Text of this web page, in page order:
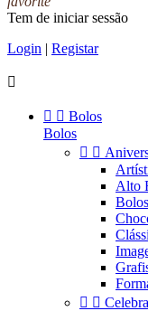
Tem de iniciar sessão
Login | Registar

  Bolos
Bolos
 
Alto
 